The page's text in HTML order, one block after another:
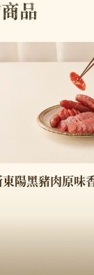
品
陽黑豬肉原味